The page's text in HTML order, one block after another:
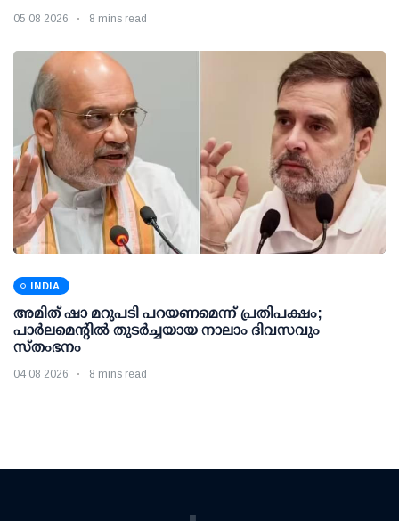
05 08 2026 8 mins read
INDIA
അമിത് ഷാ മറുപടി പറയണമെന്ന് പ്രതിപക്ഷം;
പാര്‍ലമെന്റില്‍ തുടര്‍ച്ചയായ നാലാം ദിവസവും
സ്തംഭനം
04 08 2026 8 mins read